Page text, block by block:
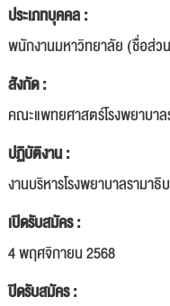
ประเภทบุคคล :
พนักงานมหาวิทยาลัย (ชื่อส่ว
สังกัด :
คณะแพทยศาสตร์โรงพยาบา
ปฏิบัติงาน :
งานบริหารโรงพยาบาลรามา
เปิดรับสมัคร :
4 พฤศจิกายน 2568
ปิดรับสมัคร :